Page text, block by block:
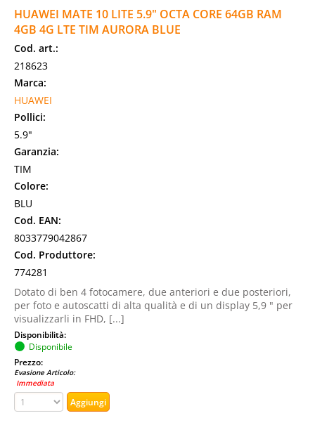
HUAWEI MATE 10 LITE 5.9" OCTA CORE 64GB RAM
4GB 4G LTE TIM AURORA BLUE
Cod. art.:
218623
Marca:
HUAWEI
Pollici:
5.9"
Garanzia:
TIM
Colore:
BLU
Cod. EAN:
8033779042867
Cod. Produttore:
774281
Dotato di ben 4 fotocamere, due anteriori e due posteriori,
per foto e autoscatti di alta qualità e di un display 5,9 " per
visualizzarli in FHD, [...]
Disponibilità:
Disponibile
Prezzo:
Evasione Articolo:
Immediata